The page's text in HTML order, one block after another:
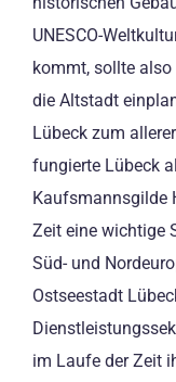
UNESCO-
kommt, sollte
die Altstadt
Lübeck zum
fungierte Lübeck
Kaufsmannsgilde
Zeit eine wichtige
Süd- und
Ostseestadt
im Laufe der Zeit